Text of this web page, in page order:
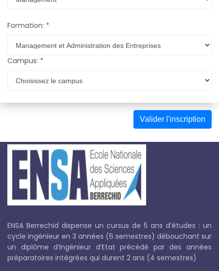
Formation: *
Campus: *
ENSA Berrechid dispense un cursus de 5 ans d’études : un
cycle ingénieur en 3 années (6 semestres) débouchant sur
un diplôme d’Ingénieur d’Etat précédé par des années
préparatoires intégrées qui durent 2 ans (4 semestres)